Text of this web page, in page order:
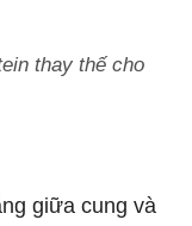
thay thế cho
giữa cung và